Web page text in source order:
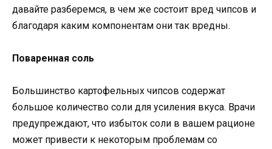
давайте разберемся, в чем же состоит вред чипсов и
благодаря каким компонентам они так вредны.
Поваренная соль
Большинство картофельных чипсов содержат
большое количество соли для усиления вкуса. Врачи
предупреждают, что избыток соли в вашем рационе
может привести к некоторым проблемам со